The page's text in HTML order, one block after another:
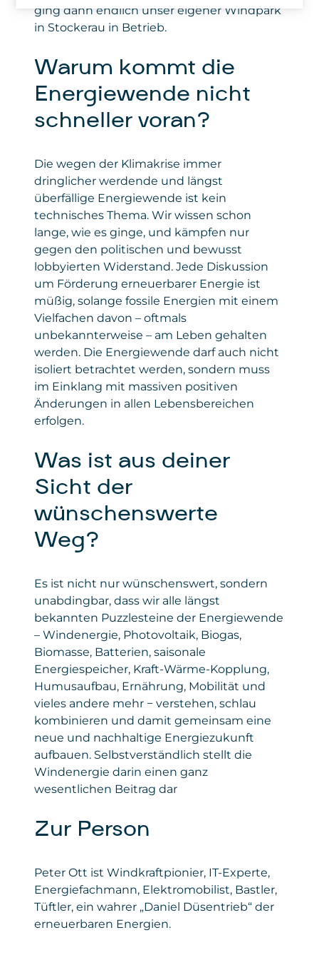
ging dann endlich unser eigener Windpark
in Stockerau in Betrieb.
Warum kommt die
Energiewende nicht
schneller voran?
Die wegen der Klimakrise immer
dringlicher werdende und längst
überfällige Energiewende ist kein
technisches Thema. Wir wissen schon
lange, wie es ginge, und kämpfen nur
gegen den politischen und bewusst
lobbyierten Widerstand. Jede Diskussion
um Förderung erneuerbarer Energie ist
müßig, solange fossile Energien mit einem
Vielfachen davon – oftmals
unbekannterweise – am Leben gehalten
werden. Die Energiewende darf auch nicht
isoliert betrachtet werden, sondern muss
im Einklang mit massiven positiven
Änderungen in allen Lebensbereichen
erfolgen.
Was ist aus deiner
Sicht der
wünschenswerte
Weg?
Es ist nicht nur wünschenswert, sondern
unabdingbar, dass wir alle längst
bekannten Puzzlesteine der Energiewende
– Windenergie, Photovoltaik, Biogas,
Biomasse, Batterien, saisonale
Energiespeicher, Kraft-Wärme-Kopplung,
Humusaufbau, Ernährung, Mobilität und
vieles andere mehr − verstehen, schlau
kombinieren und damit gemeinsam eine
neue und nachhaltige Energiezukunft
aufbauen. Selbstverständlich stellt die
Windenergie darin einen ganz
wesentlichen Beitrag dar
Zur Person
Peter Ott ist Windkraftpionier, IT-Experte,
Energiefachmann, Elektromobilist, Bastler,
Tüftler, ein wahrer „Daniel Düsentrieb“ der
erneuerbaren Energien.
Privacy
Policy
https://apa.at/about/
der Anfrage, übertragene
Datenmenge inkl. Meldung, ob die
verwendeter Browser, verwendetes
Betriebssystem, Website, von der
der Zugriff erfolgte.
Gesetzt
von
Google Ireland Limited
Policy
verwendetes Betriebssystem
Gesetzt
LinkedIn
Privacy
https://de.linkedin.com/legal/privacy-
IP-Adresse, Browsertyp, Betriebssystem,
Geräteeinstellungen und gegebenenfalls
Diese Daten werden von Microsoft
verarbeitet, um die Funktionalität des
Formulars bereitzustellen, Anmeldungen
korrekt zu erfassen und Auswertungen zu
ermöglichen. Die Einbindung dient
Angeboten.
Daten: personenbezogene und technische
Daten
Gesetzt von: Microsoft Corporation
Privacy Policy:
https://www.microsoft.com/de-
de/privacy/privacystatement